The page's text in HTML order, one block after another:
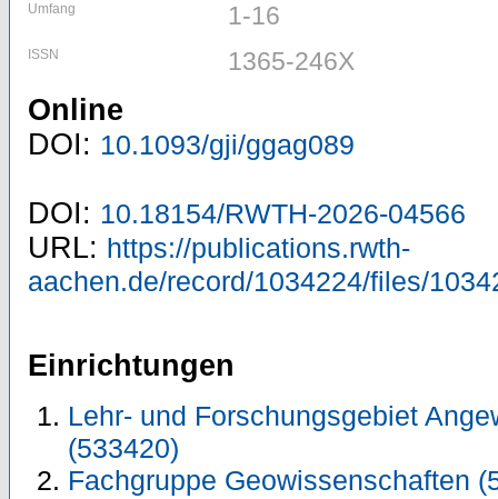
Umfang 1-16
ISSN 1365-246X
Online
DOI: 10.1093/gji/ggag089
DOI: 10.18154/RWTH-2026-04566
URL: https://publications.rwth-
aachen.de/record/1034224/files/
Einrichtungen
Lehr- und Forschungsgebiet
(533420)
Fachgruppe Geowissenschaften